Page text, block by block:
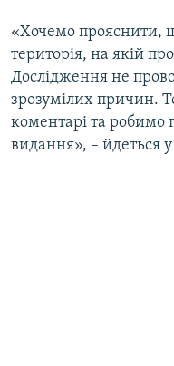
«Хочемо прояснити,
територія, на якій
Дослідження не
зрозумілих причин.
коментарі та робимо
видання», – йдеться